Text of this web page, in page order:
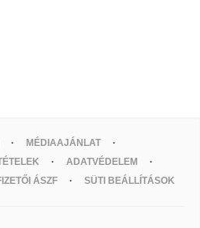
MÉDIAAJÁNLAT
ADATVÉDELEM
ÁSZF SÜTI BEÁLLÍTÁSOK